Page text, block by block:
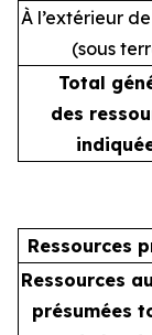
À l’extérieur
(sous
Total
des
Ressources
Ressources
présumées